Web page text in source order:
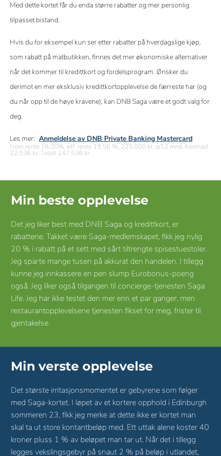
Med dette kortet får du enda større rabatter og mer personlig
tilpasset bistand.
Hvis du for eksempel kun ser etter rabatter på hverdagslige kjøp,
som rabatt på matbutikken, finnes det mer økonomiske alternativer
når det kommer til kredittkort og fordelsprogram. Ønsker du
derimot en mer eksklusiv kredittkortopplevelse de færreste har (og
du når opp til de høye kravene), kan DNB Saga være et godt valg for
deg.
Les mer: Anmeldelse av DNB Private Banking Mastercard
Nom.rente 18,00%, eff. rente 19,56 %, 225.000 kr. o/12 mnd. Kostnad
22.536 kr. Totalt 247.536 kr.
Min beste opplevelse
Det jeg liker best med DNB Saga og kredittkort, er
rabattene. Takket være Saga-medlemskapet, fikk jeg nylig
20 % i rabatt på et sett med sårt tiltrengte spisestuestoler.
Jeg sparte mange tusen på akkurat den handelen. I tillegg
kunne jeg innkassere en pen slump Eurobonus-poeng
også. Jeg liker også tilgangen til concierge-tjenesten Saga
Life. Jeg har ikke testet den mer enn et par ganger, men
restaurantopplevelsene tjenesten fikset for meg, frister til
gjentakelse.
Min verste opplevelse
Det største irritasjonsmomentet er gebyrene som følger
med Saga-kortet. I løpet av et kortere opphold i Edinburgh
sommeren 23, fikk jeg merke at dette ikke er kortet man
skal ta ut store kontantbeløp med. Ett uttak alene koster 40
kroner pluss 1 % av beløpet man tar ut. Når det i tillegg
legges vekslingsgebyr på snaut 2 % på beløp i utlandet,